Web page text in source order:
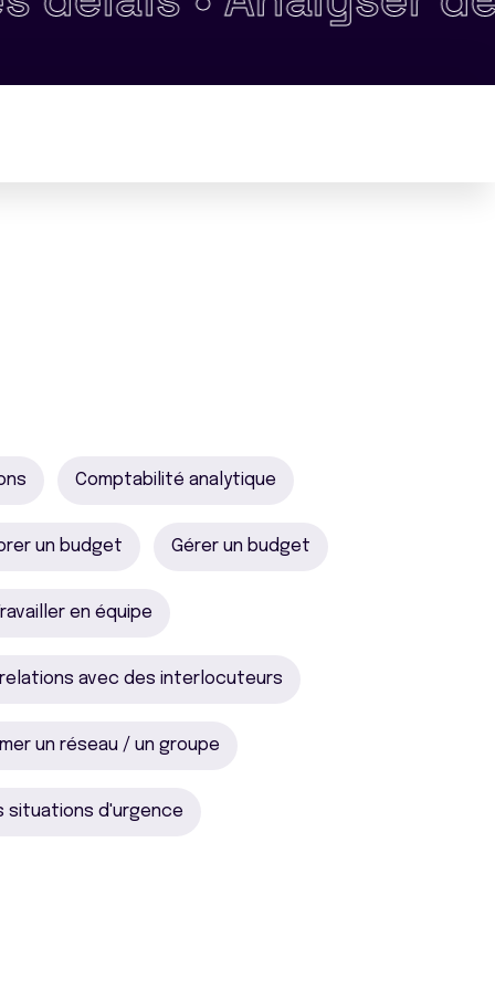
Comptabilité analytique
un budget Gérer un budget
en équipe
avec des interlocuteurs
un réseau / un groupe
situations d'urgence